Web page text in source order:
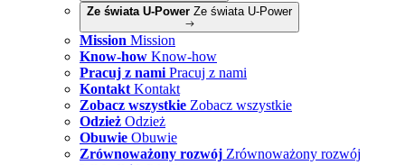
Ze świata U-Power Ze świata U-Power
Mission Mission
Know-how Know-how
Pracuj z nami Pracuj z nami
Kontakt Kontakt
Zobacz wszystkie Zobacz wszystkie
Odzież Odzież
Obuwie Obuwie
Zrównoważony rozwój Zrównoważony rozwój